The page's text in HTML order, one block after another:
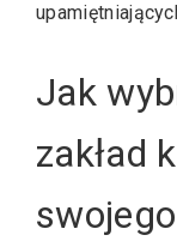
Jak
zakład